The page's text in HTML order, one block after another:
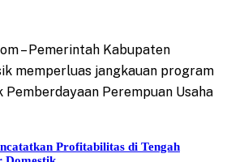
– Pemerintah Kabupaten
memperluas jangkauan program
Pemberdayaan Perempuan Usaha
Profitabilitas di Tengah